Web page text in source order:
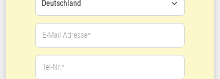
E-Mail Adresse*
Tel-Nr.*